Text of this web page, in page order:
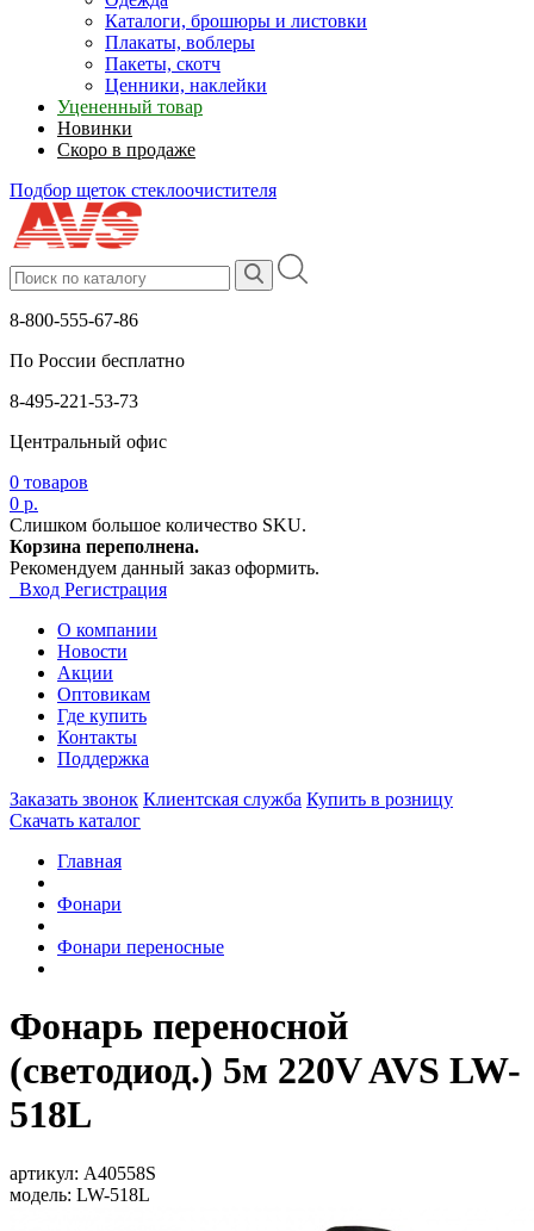
Каталоги, брошюры и листовки
Плакаты, воблеры
Пакеты, скотч
Ценники, наклейки
Уцененный товар
Новинки
Скоро в продаже
Подбор щеток стеклоочистителя
8-800-555-67-86
По России бесплатно
8-495-221-53-73
Центральный офис
0 товаров
0 р.
Слишком большое количество SKU.
Корзина переполнена.
Рекомендуем данный заказ оформить.
Вход Регистрация
О компании
Новости
Акции
Оптовикам
Где купить
Контакты
Поддержка
Заказать звонок Клиентская служба Купить в розницу
Скачать каталог
Главная
Фонари
Фонари переносные
Фонарь переносной
(светодиод.) 5м 220V AVS LW-
518L
артикул: A40558S
модель: LW-518L